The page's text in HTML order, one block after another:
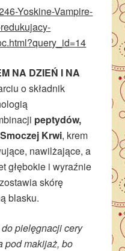
Yoskine-Vampire-
NA DZIEŃ I NA
o składnik
peptydów,
Krwi, krem
nawilżające, a
głębokie i wyraźnie
skórę
blasku.
pielęgnacji cery
pod makijaż, bo